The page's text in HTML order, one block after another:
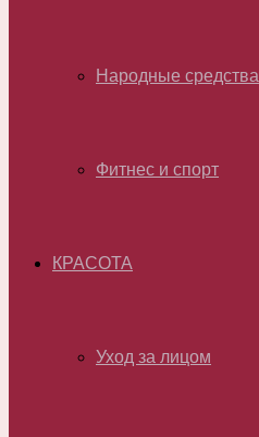
Народные средства
Фитнес и спорт
КРАСОТА
Уход за лицом